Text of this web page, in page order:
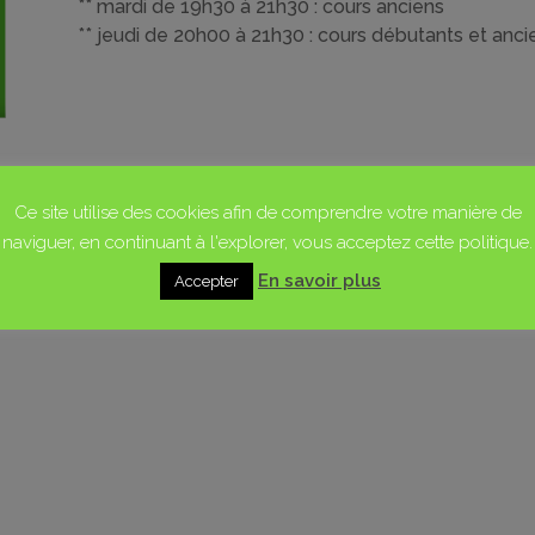
** mardi de 19h30 à 21h30 : cours anciens
** jeudi de 20h00 à 21h30 : cours débutants et
Ce site utilise des cookies afin de comprendre votre manière de
naviguer, en continuant à l'explorer, vous acceptez cette politique.
Accepter En savoir plus